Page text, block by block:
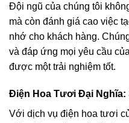
Đội ngũ của chúng tôi
mà còn đánh giá cao việc
nhớ cho khách hàng.
và đáp ứng mọi yêu cầu
được một trải nghiệm tốt.
Điện Hoa Tươi Đại
Với dịch vụ điện hoa tươi